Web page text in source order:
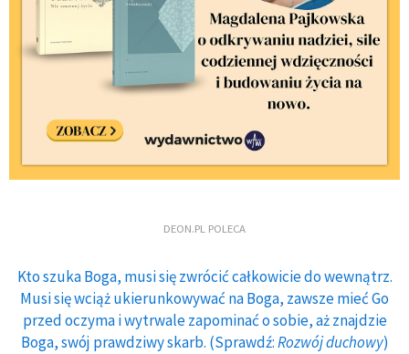
DEON.PL POLECA
Kto szuka Boga, musi się zwrócić całkowicie do wewnątrz.
Musi się wciąż ukierunkowywać na Boga, zawsze mieć Go
przed oczyma i wytrwale zapominać o sobie, aż znajdzie
Boga, swój prawdziwy skarb. (Sprawdź:Rozwój duchowy)